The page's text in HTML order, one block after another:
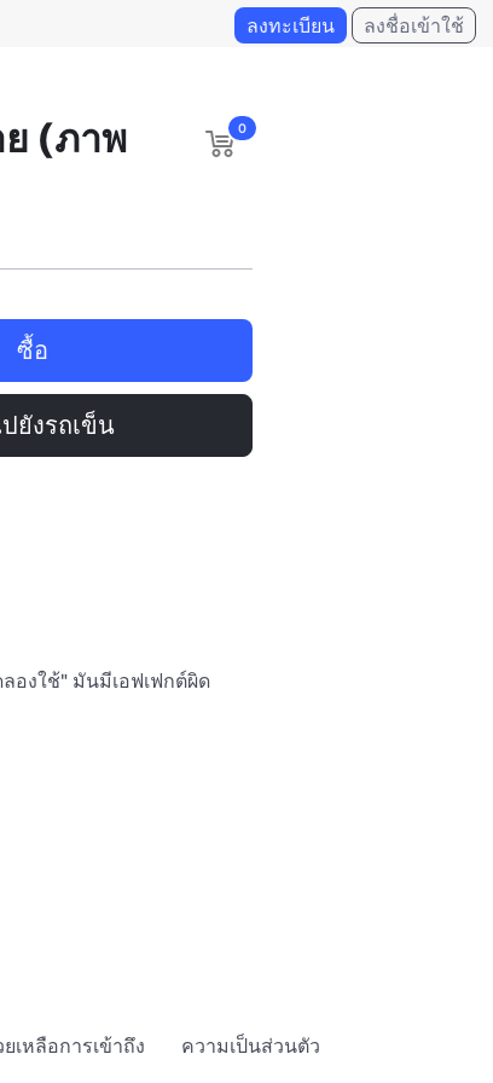
ลงทะเบียน ลงชื่อเข้าใช้
(ภาพ
0
ซื้อ
ยังรถเข็น
องใช้" มันมีเอฟเฟกต์ผิด
เหลือการเข้าถึง
ความเป็นส่วนตัว